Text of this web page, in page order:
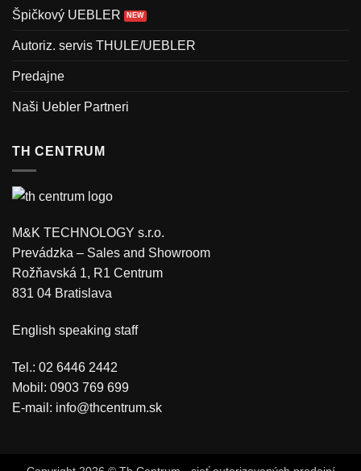
Špičkový UEBLER
Autoriz. servis THULE/UEBLER
Predajne
Naši Uebler Partneri
TH CENTRUM
M&K TECHNOLOGY s.r.o.
Prevádzka – Sales and Showroom
Rožňavská 1, R1 Centrum
831 04 Bratislava
English speaking staff
Tel.: 02 6446 2442
Mobil: 0903 769 699
E-mail: info@thcentrum.sk